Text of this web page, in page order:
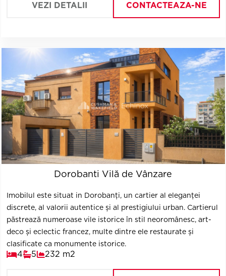
VEZI DETALII CONTACTEAZA-NE
Dorobanti Vilă de Vânzare
Imobilul este situat in Dorobanți, un cartier al eleganței
discrete, al valorii autentice și al prestigiului urban. Cartierul
păstrează numeroase vile istorice în stil neoromânesc, art-
deco și eclectic francez, multe dintre ele restaurate și
clasificate ca monumente istorice.
4 5 232 m2